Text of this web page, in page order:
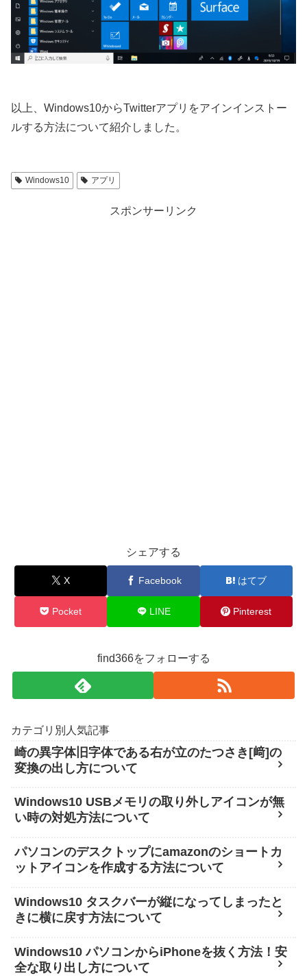
以上、Windows10からTwitterアプリをアインインストー
ルする方法について紹介しました。
Windows10 アプリ
スポンサーリンク
シェアする
X Facebook はてブ
Pocket LINE Pinterest
find366をフォローする
カテゴリ別人気記事
崎の異字体旧字体である右が立のたつさき[﨑]の
変換の出し方について
Windows10 USBメモリの取り外しアイコンが無
い時の対処方法について
パソコンのデスクトップにamazonのショートカ
ットアイコンを作成する方法について
Windows10 タスクバーが縦になってしまったと
きに横に戻す方法について
Windows10 パソコンからiPhoneを抜く方法！安
全な取り出し方について